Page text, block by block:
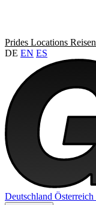
Prides Locations Reisen
DE EN ES
Deutschland Österreich